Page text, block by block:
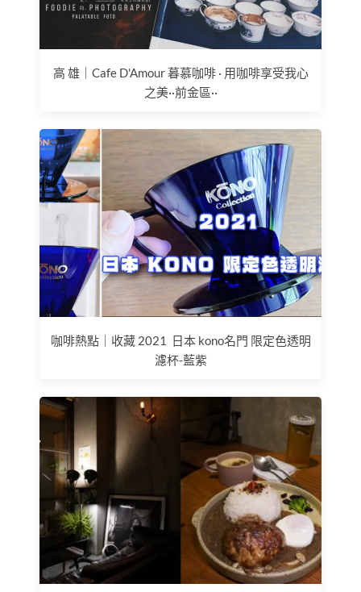
高 雄｜Cafe D'Amour 暮慕咖啡 · 用咖啡享受我心
之美··前金區··
咖啡熱點｜收藏 2021 日本 kono名門 限定色透明
濾杯-藍紫